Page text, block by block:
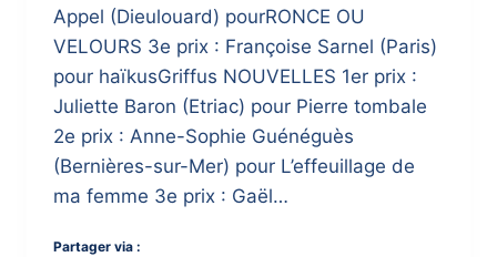
Appel (Dieulouard) pourRONCE OU
VELOURS 3e prix : Françoise Sarnel (Paris)
pour haïkusGriffus NOUVELLES 1er prix :
Juliette Baron (Etriac) pour Pierre tombale
2e prix : Anne-Sophie Guénéguès
(Bernières-sur-Mer) pour L’effeuillage de
ma femme 3e prix : Gaël…
Partager via :